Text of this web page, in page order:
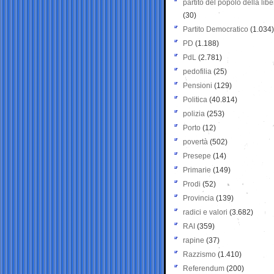
partito del popolo della
(30)
Partito Democratico (1.034)
PD (1.188)
PdL (2.781)
pedofilia (25)
Pensioni (129)
Politica (40.814)
polizia (253)
Porto (12)
povertà (502)
Presepe (14)
Primarie (149)
Prodi (52)
Provincia (139)
radici e valori (3.682)
RAI (359)
rapine (37)
Razzismo (1.410)
Referendum (200)